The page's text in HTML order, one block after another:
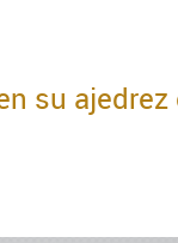
su ajedrez